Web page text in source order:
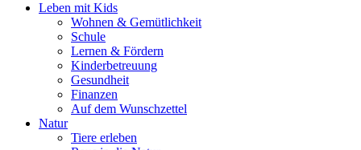
Leben mit Kids
Wohnen & Gemütlichkeit
Schule
Lernen & Fördern
Kinderbetreuung
Gesundheit
Finanzen
Auf dem Wunschzettel
Natur
Tiere erleben